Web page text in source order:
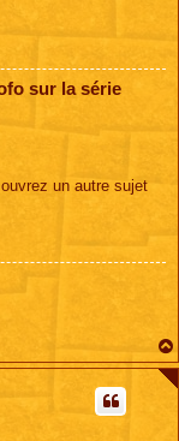
sur la série
un autre sujet